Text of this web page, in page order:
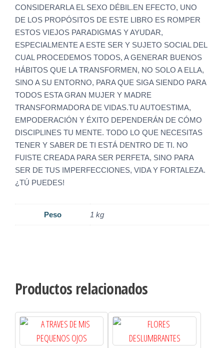
CONSIDERARLA EL SEXO DÉBIL.EN EFECTO, UNO
DE LOS PROPÓSITOS DE ESTE LIBRO ES ROMPER
ESTOS VIEJOS PARADIGMAS Y AYUDAR,
ESPECIALMENTE A ESTE SER Y SUJETO SOCIAL DEL
CUAL PROCEDEMOS TODOS, A GENERAR BUENOS
HÁBITOS QUE LA TRANSFORMEN, NO SOLO A ELLA,
SINO A SU ENTORNO, PARA QUE SIGA SIENDO PARA
TODOS ESTA GRAN MUJER Y MADRE
TRANSFORMADORA DE VIDAS.TU AUTOESTIMA,
EMPODERACIÓN Y ÉXITO DEPENDERÁN DE CÓMO
DISCIPLINES TU MENTE. TODO LO QUE NECESITAS
TENER Y SABER DE TI ESTÁ DENTRO DE TI. NO
FUISTE CREADA PARA SER PERFETA, SINO PARA
SER DE TUS IMPERFECCIONES, VIDA Y FORTALEZA.
¿TÚ PUEDES!
Peso 1 kg
Productos relacionados